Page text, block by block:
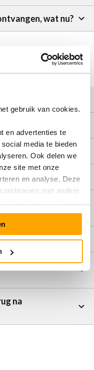
gebruik van cookies.
en advertenties te
media te bieden
Ook delen we
site met onze
en analyse. Deze
met andere
van hun services.
wat nu?
retourneren?
niet vinden, wat
cadeau?
bestelling
na